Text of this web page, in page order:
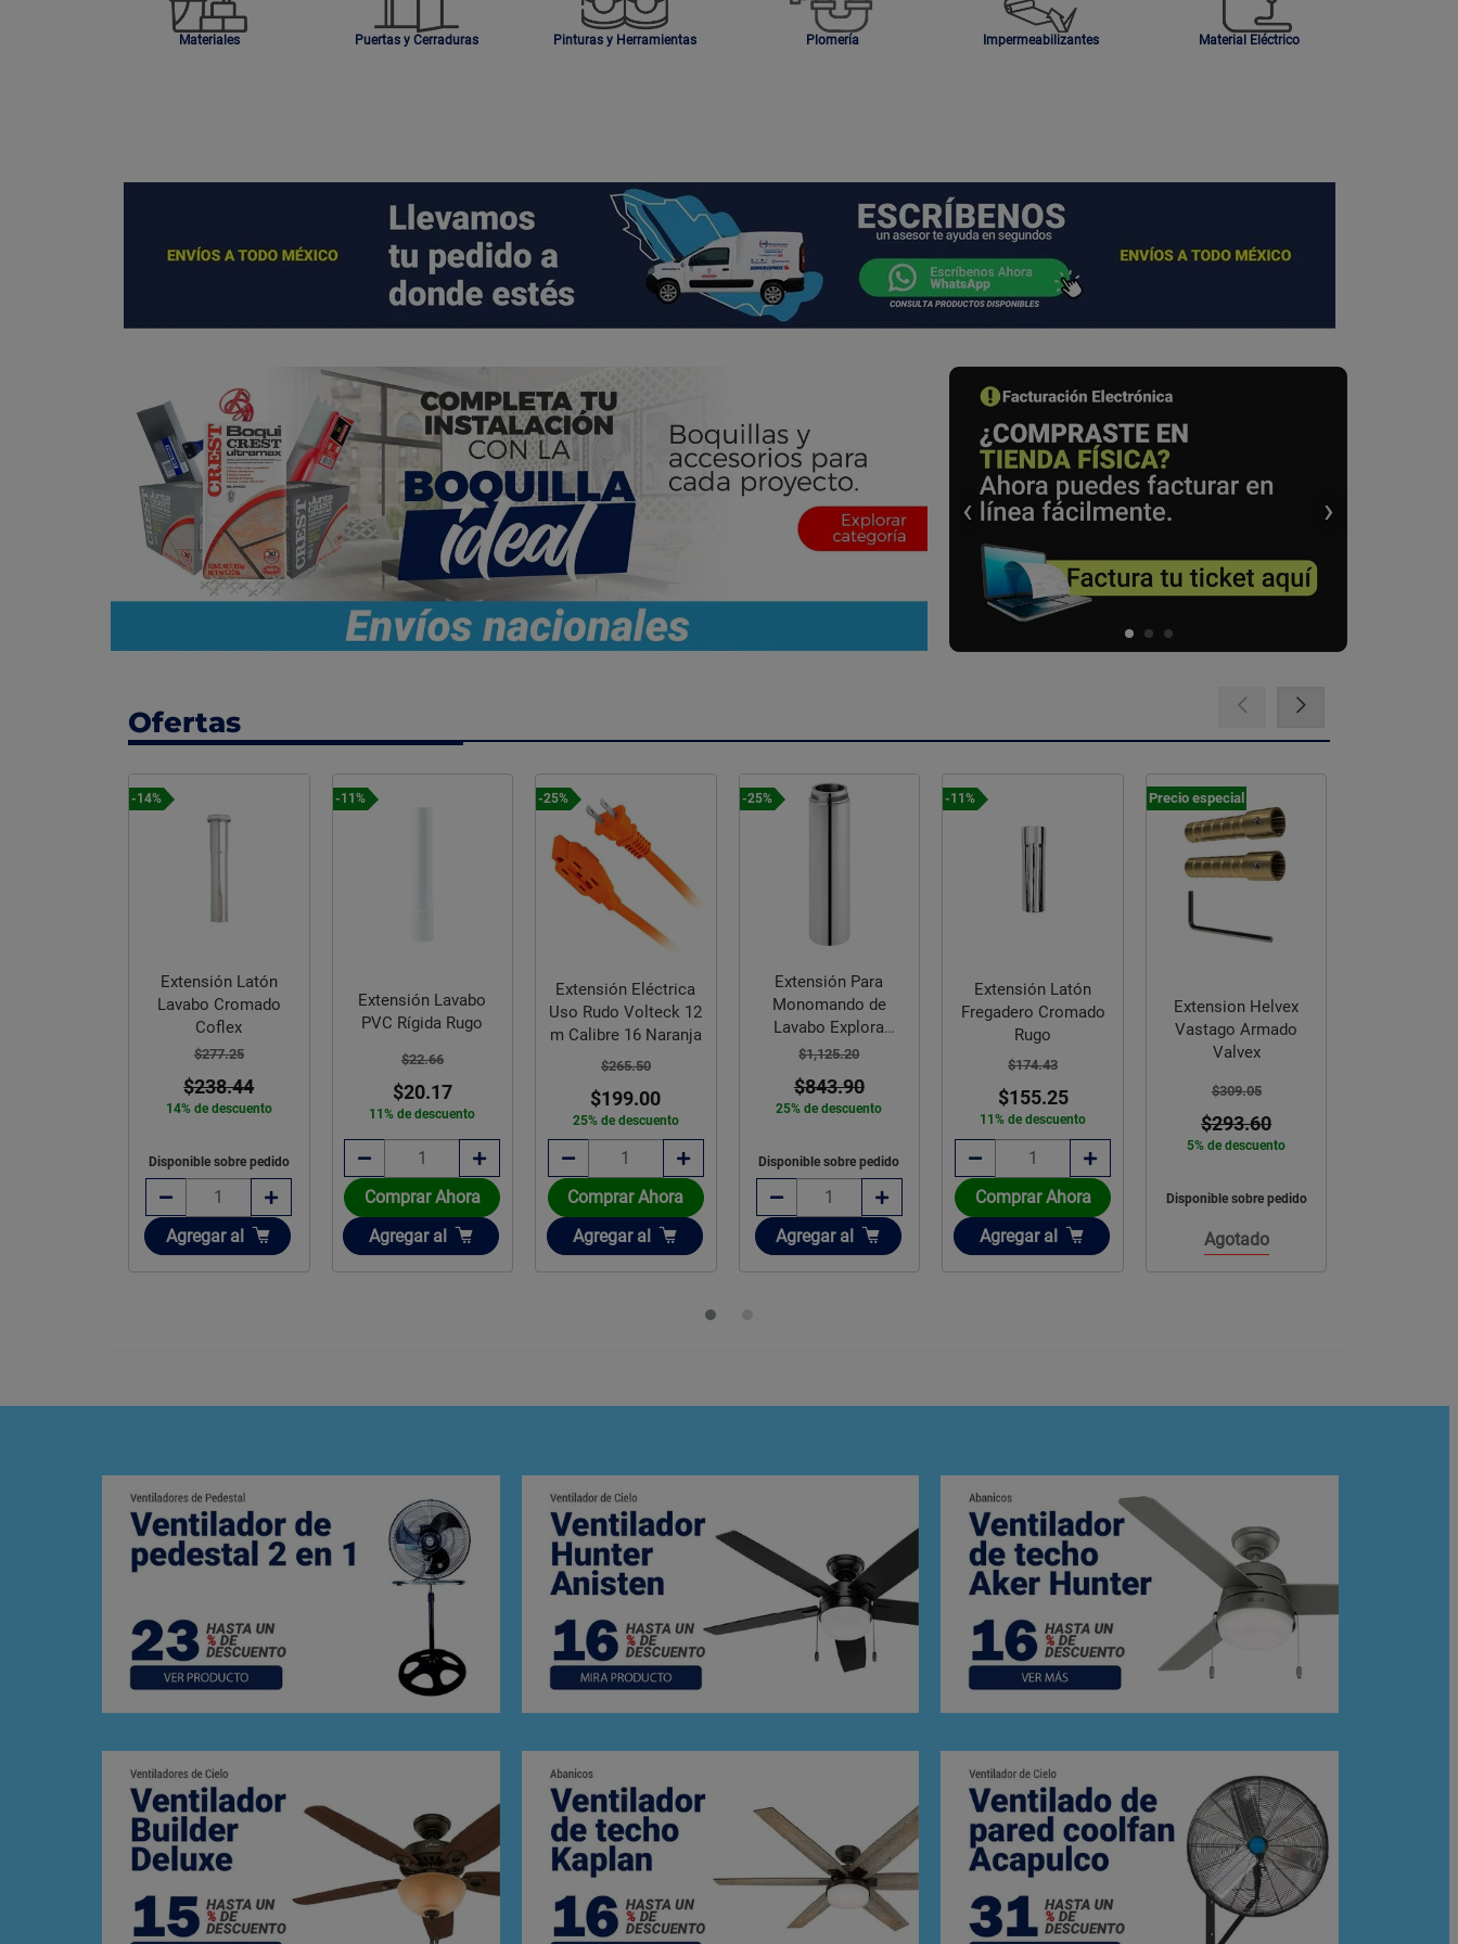
Materiales Puertas y Cerraduras Pinturas y Herramientas Plomería Impermeabilizantes Material Eléctrico
‹ ›
Ofertas
-11%
Extensión Lavabo
PVC Rígida Rugo
$22.66
$20.17
11% de descuento
Comprar Ahora
Añadir
Agregar al
-25%
Extensión Eléctrica
Uso Rudo Volteck 12
m Calibre 16 Naranja
$265.50
$199.00
25% de descuento
Comprar Ahora
Añadir
Agregar al
-25%
Extensión Para
Monomando de
Lavabo Explora
$843.90
25% de descuento
Disponible sobre pedido
Añadir
Agregar al
-11%
Extensión Latón
Fregadero Cromado
Rugo
$174.43
$155.25
Comprar Ahora
Añadir
Agregar al
Precio especial
Extension Helvex
Vastago Armado
$309.05
$293.60
Disponible sobre pedido
Agotado
-24%
Extensión Eléctrica
Volteck Naranja 10 m
$223.67
$169.00
24% de descuento
Comprar Ahora
Añadir
Agregaral